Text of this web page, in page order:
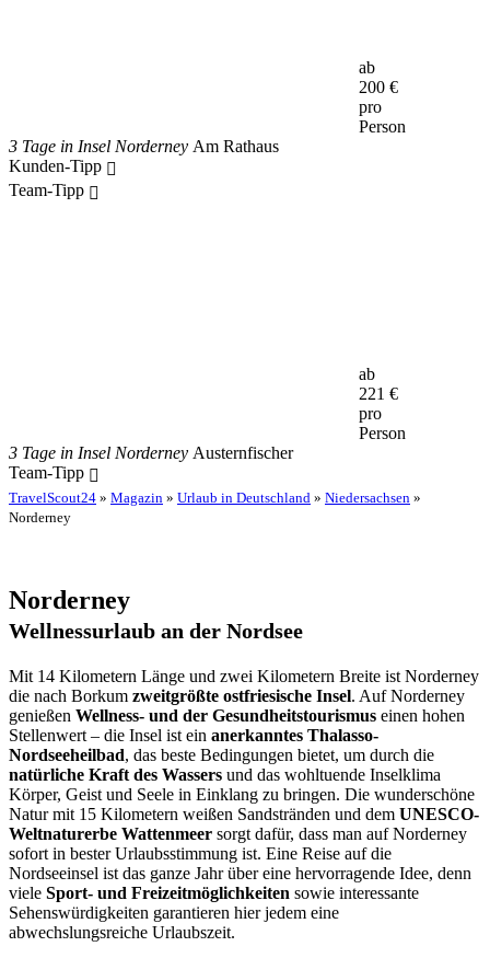
ab
200 €
pro
Person
3 Tage in Insel Norderney Am Rathaus
Kunden-Tipp
Team-Tipp
ab
221 €
pro
Person
3 Tage in Insel Norderney Austernfischer
Team-Tipp
TravelScout24 » Magazin » Urlaub in Deutschland » Niedersachsen »
Norderney
Norderney
Wellnessurlaub an der Nordsee
Mit 14 Kilometern Länge und zwei Kilometern Breite ist Norderney
die nach Borkum zweitgrößte ostfriesische Insel. Auf Norderney
genießen Wellness- und der Gesundheitstourismus einen hohen
Stellenwert – die Insel ist ein anerkanntes Thalasso-
Nordseeheilbad, das beste Bedingungen bietet, um durch die
natürliche Kraft des Wassers und das wohltuende Inselklima
Körper, Geist und Seele in Einklang zu bringen. Die wunderschöne
Natur mit 15 Kilometern weißen Sandstränden und dem UNESCO-
Weltnaturerbe Wattenmeer sorgt dafür, dass man auf Norderney
sofort in bester Urlaubsstimmung ist. Eine Reise auf die
Nordseeinsel ist das ganze Jahr über eine hervorragende Idee, denn
viele Sport- und Freizeitmöglichkeiten sowie interessante
Sehenswürdigkeiten garantieren hier jedem eine
abwechslungsreiche Urlaubszeit.